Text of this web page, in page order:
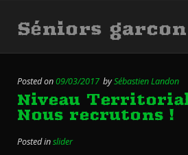
Séniors garçon
Posted on09/03/2017 bySébastien Landon
Niveau Territorial
Nous recrutons !
Posted inslider